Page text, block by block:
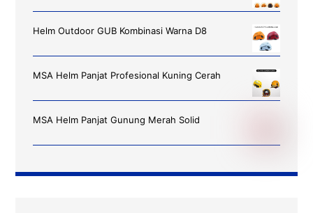
Helm Outdoor GUB Kombinasi Warna D8
MSA Helm Panjat Profesional Kuning Cerah
MSA Helm Panjat Gunung Merah Solid